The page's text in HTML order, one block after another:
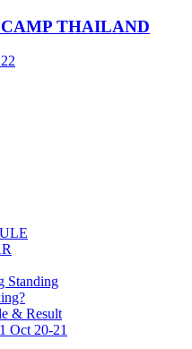
Standing
& Result
Oct 20-21